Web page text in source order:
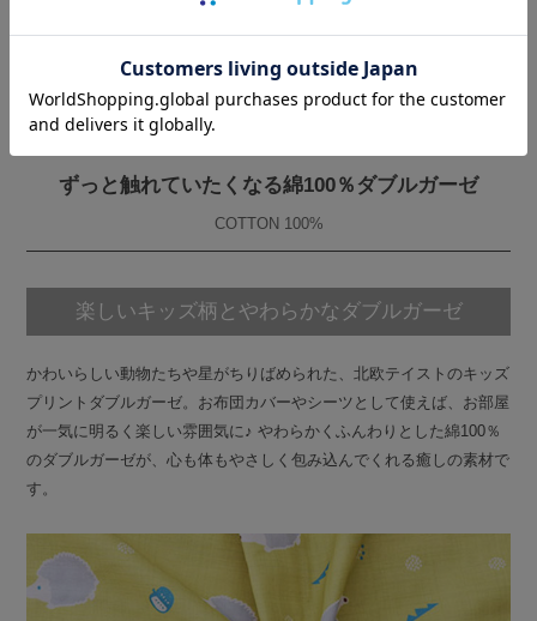
ずっと触れていたくなる綿100％ダブルガーゼ
COTTON 100%
楽しいキッズ柄とやわらかなダブルガーゼ
かわいらしい動物たちや星がちりばめられた、北欧テイストのキッズ
プリントダブルガーゼ。お布団カバーやシーツとして使えば、お部屋
が一気に明るく楽しい雰囲気に♪ やわらかくふんわりとした綿100％
のダブルガーゼが、心も体もやさしく包み込んでくれる癒しの素材で
す。